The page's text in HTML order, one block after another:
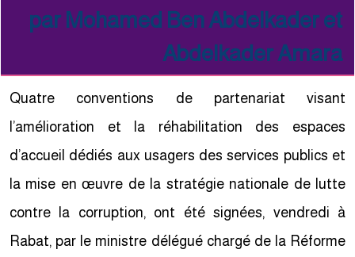
par Mohamed Ben Abdelkader et
Abdelkader Amara
Quatre conventions de partenariat visant
l’amélioration et la réhabilitation des espaces
d’accueil dédiés aux usagers des services publics et
la mise en œuvre de la stratégie nationale de lutte
contre la corruption, ont été signées, vendredi à
Rabat, par le ministre délégué chargé de la Réforme